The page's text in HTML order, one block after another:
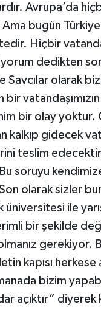
Avrupa’da
bugün
Hiçbir
dedikten
Savcılar olarak
bir olay
kalkıp gidecek
teslim
soruyu
Son olarak sizler
ile
bir şekilde
kapısı
bizim
açıktır” diyerek